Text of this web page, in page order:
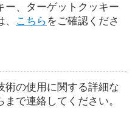
ー、ターゲットクッキー
こちら をご確認くださ
術の使用に関する詳細な
で連絡してください。